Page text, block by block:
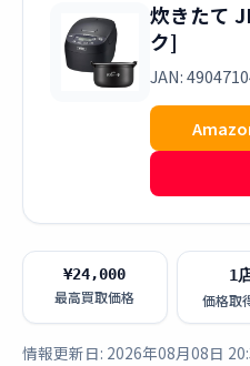
炊きたて
ク]
JAN:
¥24,000
最高買取価格
1
価格取
情報更新日: 2026年08月08日